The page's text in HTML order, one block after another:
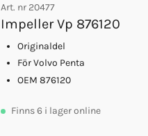
Art. nr 20477
Impeller Vp 876120
Originaldel
För Volvo Penta
OEM 876120
Finns6 i lager online